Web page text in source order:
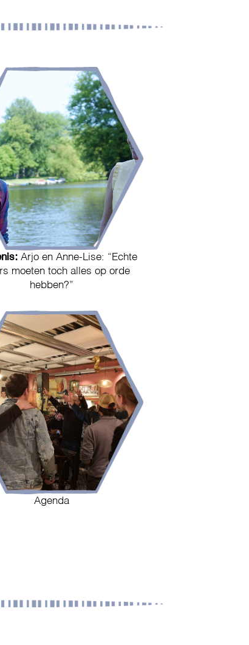
Arjo en Anne-Lise: “Echte
moeten toch alles op orde
hebben?”
Agenda